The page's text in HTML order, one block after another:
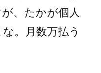
、たかが個人
。月数万払う